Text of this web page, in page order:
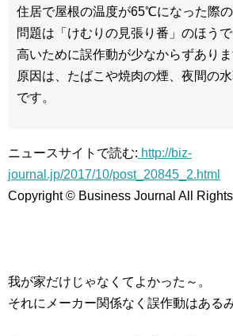
住居で屋根の温度が65℃になった際の
問題は「けむりの見張り番」のほう
高いために誤作動が少なからずありま
原因は、たばこや焼肉の煙、夜間の
です。
ニュースサイトで読む: http://biz-
journal.jp/2017/10/post_20845_2.html
Copyright © Business Journal All
我が家だけじゃなくてよかった～。
それにメーカー関係なく誤作動はある